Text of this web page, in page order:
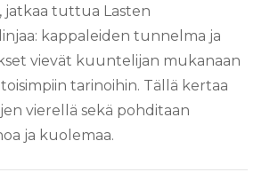
, jatkaa tuttua Lasten
kappaleiden tunnelma ja
vievät kuuntelijan mukanaan
tarinoihin. Tällä kertaa
vierellä sekä pohditaan
ja kuolemaa.